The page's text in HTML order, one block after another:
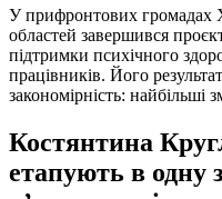
У прифронтових громадах
областей завершився
підтримки психічного
працівників. Його
закономірність: найбільші
Костянтина
етапують в одну